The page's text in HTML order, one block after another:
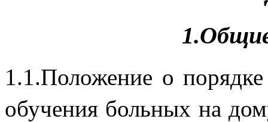
1.1.Положение о
обучения больных на